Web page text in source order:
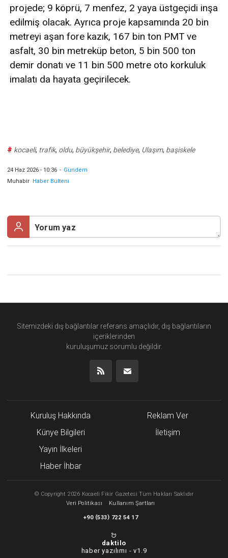
projede; 9 köprü, 7 menfez, 2 yaya üstgeçidi inşa
edilmiş olacak. Ayrıca proje kapsamında 20 bin
metreyi aşan fore kazık, 167 bin ton PMT ve
asfalt, 30 bin metreküp beton, 5 bin 500 ton
demir donatı ve 11 bin 500 metre oto korkuluk
imalatı da hayata geçirilecek.
# kocaeli, trafik, oldu, büyükşehir, belediye, Ulaşım, başiskele
24 Haz 2026 - 10:36 - Gündem
Muhabir Haber Bülteni
Sitemizdeki dış bağlantılar referans amaçlıdır, dış bağlantıların
içeriklerinden
kuruluşumuz sorumlu değildir.
Kuruluş Hakkında
Künye Bilgileri
Yayın İlkeleri
Haber İhbar
Reklam Ver
İletişim
© Copyright 2026 Kocaeli Fikir Gazetesi Tüm Hakları Saklıdır
Veri Politikası
Kullanım Şartları
+90 (533) 722 54 17
daktilo
haber yazılımı -v1.9